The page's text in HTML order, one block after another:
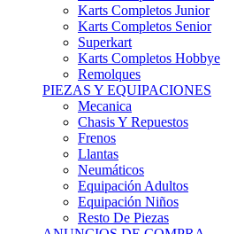
Karts Completos Junior
Karts Completos Senior
Superkart
Karts Completos Hobbye
Remolques
PIEZAS Y EQUIPACIONES
Mecanica
Chasis Y Repuestos
Frenos
Llantas
Neumáticos
Equipación Adultos
Equipación Niños
Resto De Piezas